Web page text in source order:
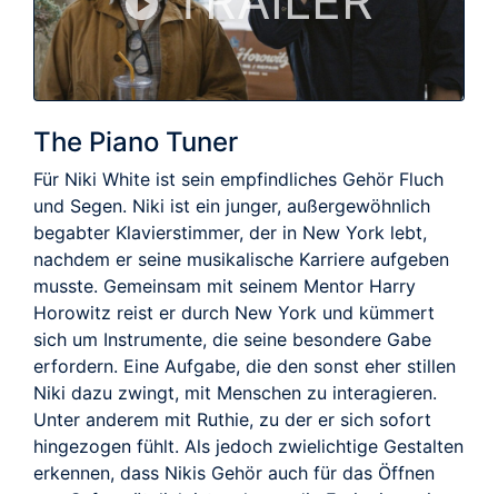
The Piano Tuner
Für Niki White ist sein empfindliches Gehör Fluch
und Segen. Niki ist ein junger, außergewöhnlich
begabter Klavierstimmer, der in New York lebt,
nachdem er seine musikalische Karriere aufgeben
musste. Gemeinsam mit seinem Mentor Harry
Horowitz reist er durch New York und kümmert
sich um Instrumente, die seine besondere Gabe
erfordern. Eine Aufgabe, die den sonst eher stillen
Niki dazu zwingt, mit Menschen zu interagieren.
Unter anderem mit Ruthie, zu der er sich sofort
hingezogen fühlt. Als jedoch zwielichtige Gestalten
erkennen, dass Nikis Gehör auch für das Öffnen